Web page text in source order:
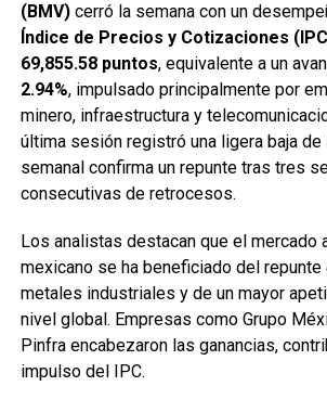
(BMV)cerró la semana con un
Índice de Precios y Cotizaciones
69,855.58 puntos, equivalente a un
2.94%, impulsado principalmente por
minero, infraestructura y
última sesión registró una ligera baja de
semanal confirma un repunte tras tres
consecutivas de retrocesos.
Los analistas destacan que el mercado
mexicano se ha beneficiado del
metales industriales y de un mayor
nivel global. Empresas como Grupo
Pinfra encabezaron las ganancias,
impulso del IPC.